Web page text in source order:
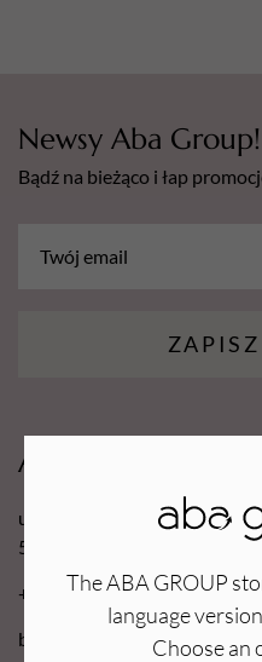
The ABA GROUP
language
Choose an
Newsy Aba Group!
Bądź na bieżąco i łap
Aba Group
ul. Robotnicza 70D
53-608 Wrocław
+48 71 727 60 16
bok@e-abagroup.com